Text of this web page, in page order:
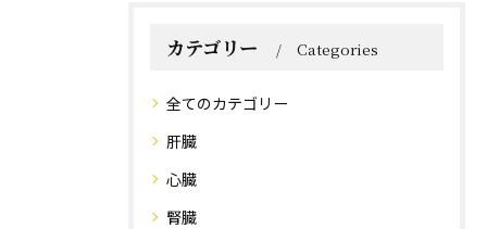
カテゴリー Categories
全てのカテゴリー
肝臓
心臓
腎臓